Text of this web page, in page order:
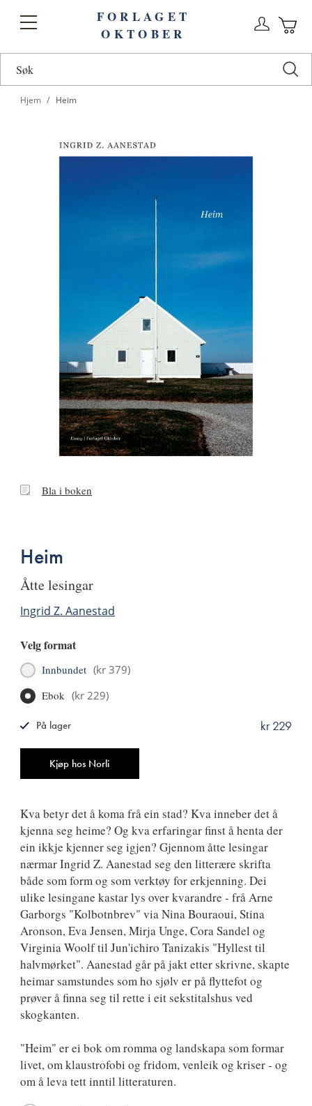
Toggle
FORLAGET
OKTOBER
Hjem Heim
BlaBla i boken
Heim
åtte lesingar
Ingrid Z. Aanestad
Velg format
Innbundet (kr 379)
Ebok (kr 229)
Kjøp hos Norli
kr 229
På lager
Kva betyr det å koma frå ein stad? Kva inneber det å
kjenna seg heime? Og kva erfaringar finst å henta der
ein ikkje kjenner seg igjen? Gjennom åtte lesingar
nærmar Ingrid Z. Aanestad seg den litterære skrifta
både som form og som verktøy for erkjenning. Dei
ulike lesingane kastar lys over kvarandre - frå Arne
Garborgs "Kolbotnbrev" via Nina Bouraoui, Stina
Aronson, Eva Jensen, Mirja Unge, Cora Sandel og
Virginia Woolf til Jun'ichiro Tanizakis "Hyllest til
halvmørket". Aanestad går på jakt etter skrivne, skapte
heimar samstundes som ho sjølv er på flyttefot og
prøver å finna seg til rette i eit sekstitalshus ved
skogkanten.
"Heim" er ei bok om romma og landskapa som formar
livet, om klaustrofobi og fridom, venleik og kriser - og
om å leva tett inntil litteraturen.